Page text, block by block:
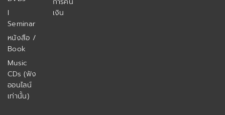
I
Seminar
หนังสือ /
Book
Music
CDs (ฟัง
ออนไลน์
เท่านั้น)
เงิน